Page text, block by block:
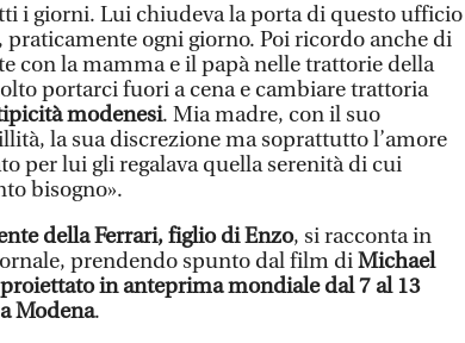
i giorni. Lui chiudeva la porta di questo ufficio
praticamente ogni giorno. Poi ricordo anche di
con la mamma e il papà nelle trattorie della
portarci fuori a cena e cambiare trattoria
modenesi. Mia madre, con il suo
la sua discrezione ma soprattutto l’amore
per lui gli regalava quella serenità di cui
bisogno».
della Ferrari, figlio di Enzo, si racconta in
prendendo spunto dal film diMichael
in anteprima mondiale dal 7 al 13
Modena.